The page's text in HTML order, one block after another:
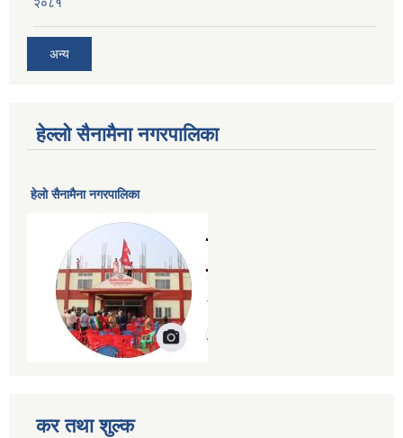
२०८१
अन्य
हेल्लो सैनामैना नगरपालिका
हेलाे सैनामैना नगरपालिका
कर तथा शुल्क